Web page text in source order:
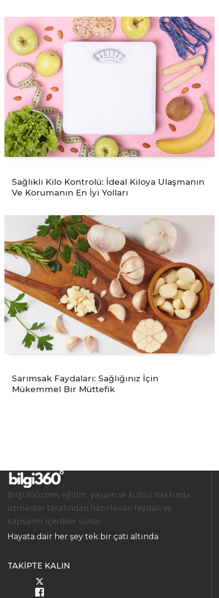
Sağlıklı Kilo Kontrolü: İdeal Kiloya Ulaşmanın
Ve Korumanın En İyi Yolları
Sarımsak Faydaları: Sağlığınız İçin
Mükemmel Bir Müttefik
Bilgi360.com, eğitim, yaşam ve kültür hakkında
uzmanlar tarafından hazırlanan faydalı ve
kapsamlı içerikler sunar.
Hayata dair her şey tek bir çatı altında
TAKİPTE KALIN